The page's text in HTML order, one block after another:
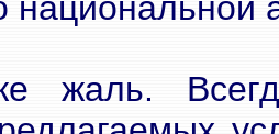
жаль.